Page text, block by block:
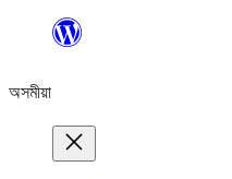
বিষয়বস্তুলৈ
অসমীয়া